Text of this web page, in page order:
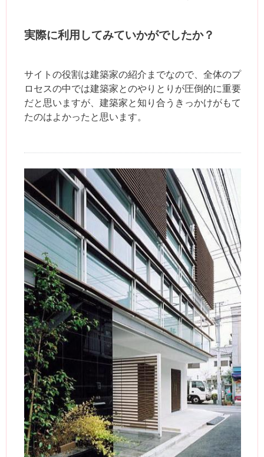
実際に利用してみていかがでしたか？
サイトの役割は建築家の紹介までなので、全体のプ
ロセスの中では建築家とのやりとりが圧倒的に重要
だと思いますが、建築家と知り合うきっかけがもて
たのはよかったと思います。